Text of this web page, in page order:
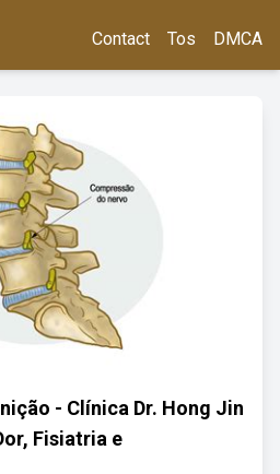
Contact Tos DMCA
- Clínica Dr. Hong Jin
Fisiatria e